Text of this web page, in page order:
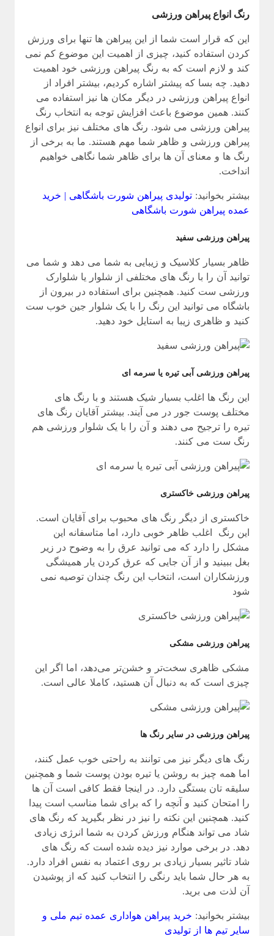
رنگ انواع پیراهن ورزشی
این که قرار است شما از این پیراهن ها تنها برای ورزش
کردن استفاده کنید، چیزی از اهمیت این موضوع کم نمی
کند و لازم است که به رنگ پیراهن ورزشی خود اهمیت
دهید. چه بسا که پیشتر اشاره کردیم، بیشتر افراد از
انواع پیراهن ورزشی در دیگر مکان ها نیز استفاده می
کنند. همین موضوع باعث افزایش توجه به انتخاب رنگ
پیراهن ورزشی می شود. رنگ های مختلف نیز برای انواع
پیراهن ورزشی و ظاهر شما مهم هستند. ما به برخی از
رنگ ها و معنای آن ها برای ظاهر شما نگاهی خواهیم
انداخت.
بیشتر بخوانید: تولیدی پیراهن شورت باشگاهی | خرید
عمده پیراهن شورت باشگاهی
پیراهن ورزشی سفید
ظاهر بسیار کلاسیک و زیبایی به شما می دهد و شما می
توانید آن را با رنگ های مختلفی از شلوار یا شلوارک
ورزشی ست کنید. همچنین برای استفاده در بیرون از
باشگاه می توانید این رنگ را با یک شلوار جین خوب ست
کنید و ظاهری زیبا به استایل خود دهید.
پیراهن ورزشی آبی تیره یا سرمه ای
این رنگ ها اغلب بسیار شیک هستند و با رنگ های
مختلف پوست جور در می آیند. بیشتر آقایان رنگ های
تیره را ترجیح می دهند و آن را با یک شلوار ورزشی هم
رنگ ست می کنند.
پیراهن ورزشی خاکستری
خاکستری از دیگر رنگ های محبوب برای آقایان است.
این رنگ اغلب ظاهر خوبی دارد، اما متاسفانه این
مشکل را دارد که می توانید عرق را به وضوح در زیر
بغل ببینید و از آن جایی که عرق کردن یار همیشگی
ورزشکاران است، انتخاب این رنگ چندان توصیه نمی
شود
پیراهن ورزشی مشکی
مشکی ظاهری سخت‌تر و خشن‌تر می‌دهد، اما اگر این
چیزی است که به دنبال آن هستید، کاملا عالی است.
پیراهن ورزشی در سایر رنگ ها
رنگ های دیگر نیز می توانند به راحتی خوب عمل کنند،
اما همه چیز به روشن یا تیره بودن پوست شما و همچنین
سلیقه تان بستگی دارد. در اینجا فقط کافی است آن ها
را امتحان کنید و آنچه را که برای شما مناسب است پیدا
کنید. همچنین این نکته را نیز در نظر بگیرید که رنگ های
شاد می تواند هنگام ورزش کردن به شما انرژی زیادی
دهد. در برخی موارد نیز دیده شده است که رنگ های
شاد تاثیر بسیار زیادی بر روی اعتماد به نفس افراد دارد.
به هر حال شما باید رنگی را انتخاب کنید که از پوشیدن
آن لذت می برید.
بیشتر بخوانید: خرید پیراهن هواداری عمده تیم ملی و
سایر تیم ها از تولیدی